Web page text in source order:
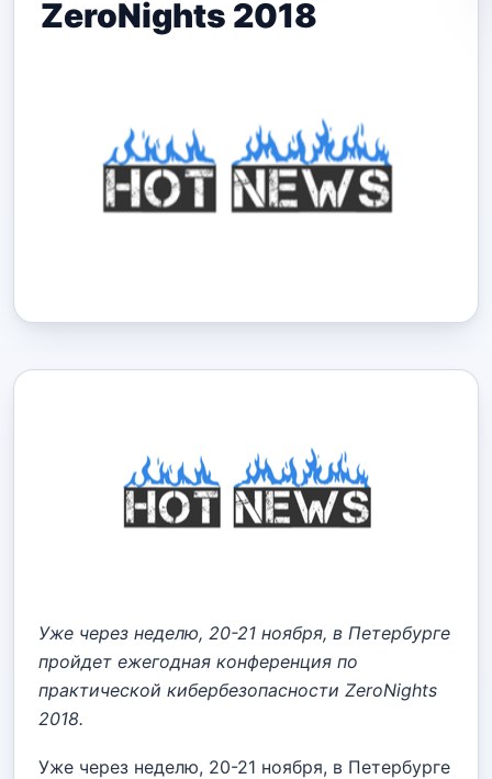
ZeroNights 2018
Уже через неделю, 20-21 ноября, в Петербурге
пройдет ежегодная конференция по
практической кибербезопасности ZeroNights
2018.
Уже через неделю, 20-21 ноября, в Петербурге